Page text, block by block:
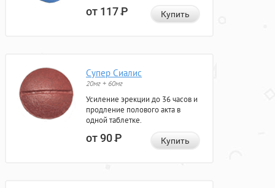
от 117Р Купить
Супер Сиалис
20мг + 60мг
Усиление эрекции до 36 часов и
продление полового акта в
одной таблетке.
от 90Р Купить